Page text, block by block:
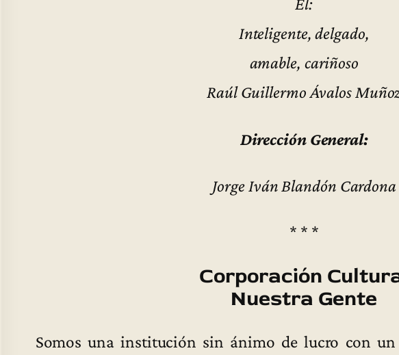
Inteligente, delgado,
amable, cariñoso
Raúl Guillermo Ávalos
Dirección General:
Jorge Iván Blandón Cardona
* * *
Corporación
Nuestra Gente
Somos una institución sin ánimo de lucro con